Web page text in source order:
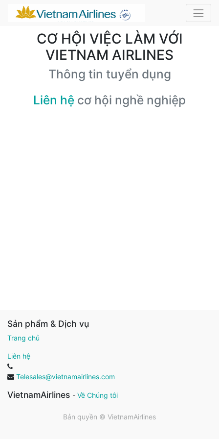
CƠ HỘI VIỆC LÀM VỚI
VIETNAM AIRLINES
Thông tin tuyển dụng
Liên hệ cơ hội nghề nghiệp
Sản phẩm & Dịch vụ
Trang chủ
Liên hệ
Telesales@vietnamairlines.com
VietnamAirlines - Về Chúng tôi
Bản quyền © VietnamAirlines